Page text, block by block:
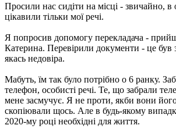
Просили нас сидіти на місці - звичайно, в
цікавили тільки мої речі.
Я попросив допомогу перекладача -
Катерина. Перевірили документи - це був
якась недовіра.
Мабуть, їм так було потрібно о 6 ранку.
телефон, особисті речі. Те, що забрали
мене засмучує. Я не проти, якби вони
скопіювали щось. Але в будь-якому
2020-му році необхідні для життя.